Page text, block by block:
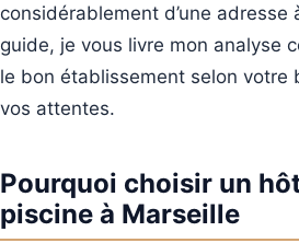
considérablement d’une adresse
guide, je vous livre mon analyse
le bon établissement selon votre
vos attentes.
Pourquoi choisir un
piscine à Marseille